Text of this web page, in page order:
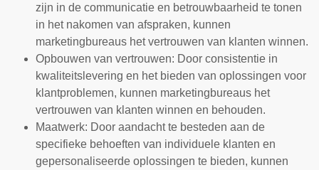
zijn in de communicatie en betrouwbaarheid te tonen
in het nakomen van afspraken, kunnen
marketingbureaus het vertrouwen van klanten winnen.
Opbouwen van vertrouwen: Door consistentie in
kwaliteitslevering en het bieden van oplossingen voor
klantproblemen, kunnen marketingbureaus het
vertrouwen van klanten winnen en behouden.
Maatwerk: Door aandacht te besteden aan de
specifieke behoeften van individuele klanten en
gepersonaliseerde oplossingen te bieden, kunnen